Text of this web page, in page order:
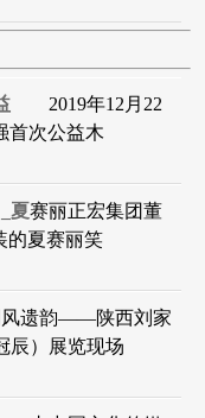
2019年12月22
首次公益木
夏赛丽正宏集团董
的夏赛丽笑
风遗韵——陕西刘家
辰）展览现场